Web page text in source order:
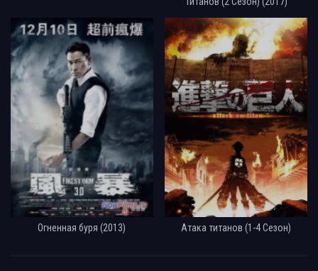
Огненная буря (2013) Атака титанов (1-4 Сезон)